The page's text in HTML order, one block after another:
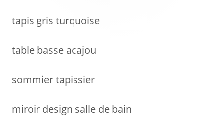
r
e
tapis gris turquoise
table basse acajou
sommier tapissier
miroir design salle de bain